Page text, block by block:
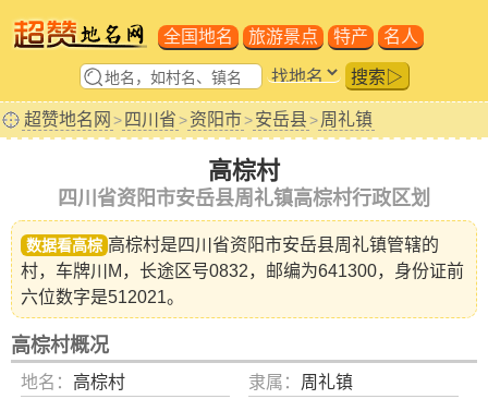
全国地名 旅游景点 特产 名人
搜索▷
超赞地名网 > 四川省>资阳市>安岳县>周礼镇
高棕村
四川省资阳市安岳县周礼镇高棕村行政区划
数据看高棕 高棕村是四川省资阳市安岳县周礼镇管辖的
村，车牌川M，长途区号0832，邮编为641300，身份证前
六位数字是512021。
高棕村概况
地名： 高棕村 隶属： 周礼镇